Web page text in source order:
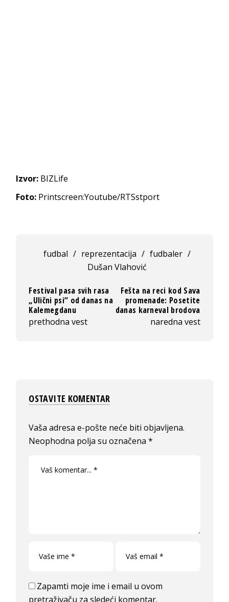
Izvor: BIZLife
Foto: Printscreen:Youtube/RTSstport
fudbal / reprezentacija / fudbaler /
Dušan Vlahović
Festival pasa svih rasa
„Ulični psi“ od danas na
Kalemegdanu
prethodna vest
Fešta na reci kod Sava
promenade: Posetite
danas karneval brodova
naredna vest
OSTAVITE KOMENTAR
Vaša adresa e-pošte neće biti objavljena.
Neophodna polja su označena*
Zapamti moje ime i email u ovom
pretraživaču za sledeći komentar.